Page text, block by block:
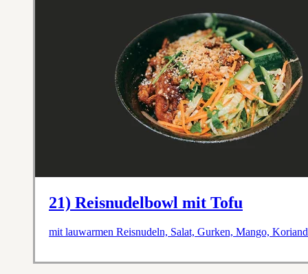
21) Reisnudelbowl mit Tofu
mit lauwarmen Reisnudeln, Salat, Gurken, Mango,